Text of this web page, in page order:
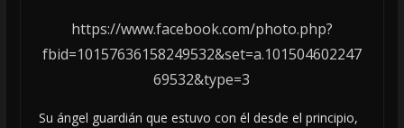
https://www.facebook.com/photo.php?
fbid=10157636158249532&set=a.101504602247
69532&type=3
Su ángel guardián que estuvo con él desde el principio,